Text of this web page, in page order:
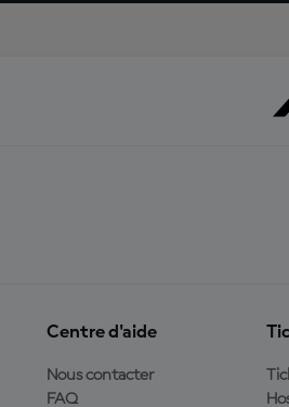
Centre d'aide
Nous contacter
FAQ